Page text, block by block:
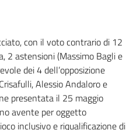
con il voto contrario di 12
2 astensioni (Massimo Bagli e
dei 4 dell’opposizione
Alessio Andaloro e
presentata il 25 maggio
avente per oggetto
inclusivo e riqualificazione di